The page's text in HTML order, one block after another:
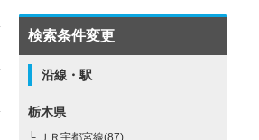
検索条件変更
沿線・駅
栃木県
└ ＪＲ宇都宮線(87)